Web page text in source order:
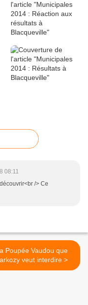
08:11
/> Ce
Poupée Vaudou que
Sarkozy veut interdire >